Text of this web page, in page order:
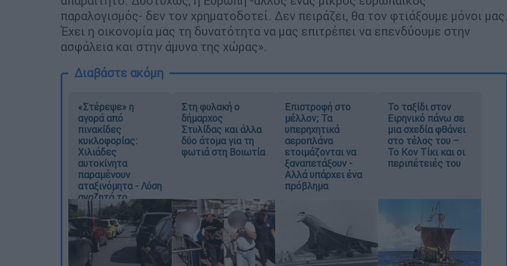
παραλογισμός- δεν τον χρηματοδοτεί. Δεν πειράζει, θα τον φτιάξουμε μόνοι μας.
Έχει η οικονομία μας τη δυνατότητα να μας επιτρέπει να επενδύουμε στην
ασφάλεια και στην άμυνα της χώρας».
Διαβάστε ακόμη
«Στέρεψε» η
αγορά από
πινακίδες
κυκλοφορίας:
Χιλιάδες
αυτοκίνητα
παραμένουν
αταξινόμητα - Λύση
αναζητά το
υπουργείο
Στη φυλακή ο
δήμαρχος
Στυλίδας και άλλα
δύο άτομα για τη
φωτιά στη Βοιωτία
Επιστροφή στο
μέλλον; Τα
υπερηχητικά
αεροπλάνα
ετοιμάζονται να
ξαναπετάξουν -
Αλλά υπάρχει ένα
πρόβλημα
Το ταξίδι στον
Ειρηνικό πάνω σε
μια σχεδία φθάνει
στο τέλος του –
Το Κον Τίκι και οι
περιπέτειές του